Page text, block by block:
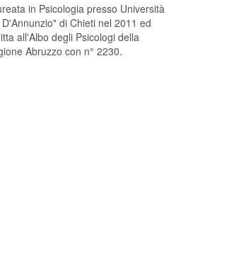
in Psicologia presso Università
di Chieti nel 2011 ed
all'Albo degli Psicologi della
Abruzzo con n° 2230.